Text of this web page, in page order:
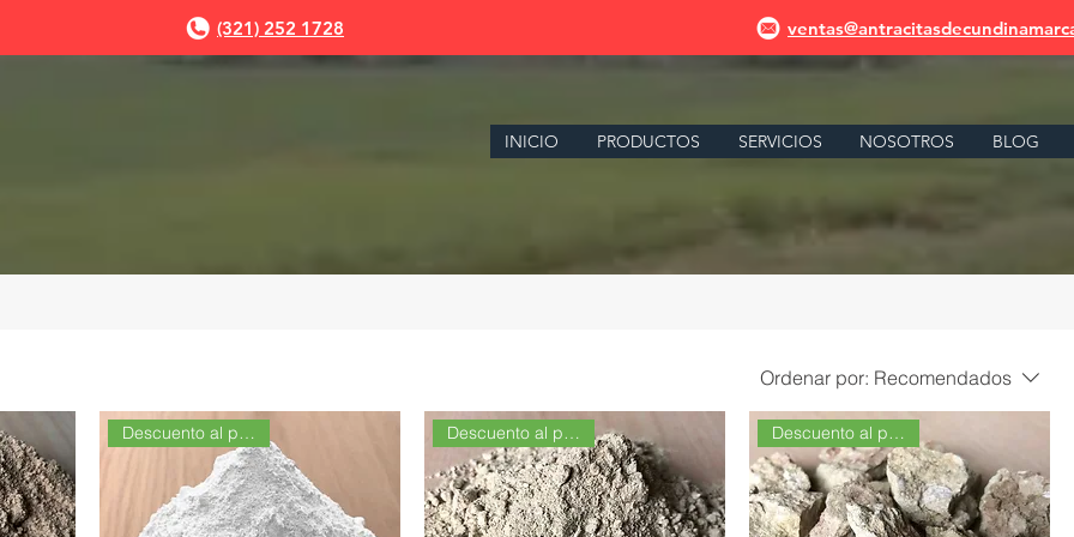
(321) 252 1728
INICIO PRODUCTOS SERVICIOS NOSOTROS BLOG
Ordenar por: Recomendados
Descuento al por Mayor Descuento al por Mayor Descuento al por Mayor